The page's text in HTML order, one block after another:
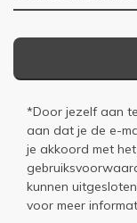
*Door jezelf aan
aan dat je de e-
je akkoord met het
kunnen
voor meer